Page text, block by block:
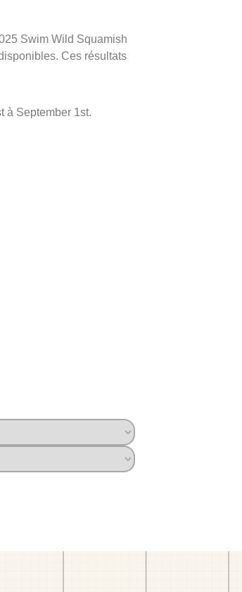
Swim Wild Squamish
Ces résultats
à September 1st.